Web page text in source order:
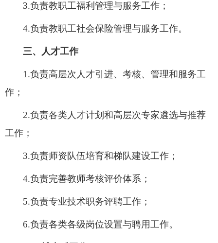
3.负责教职工福利管理与服务工作；
4.负责教职工社会保险管理与服务工作。
三、人才工作
1.负责高层次人才引进、考核、管理和服务工
作；
2.负责各类人才计划和高层次专家遴选与推荐
工作；
3.负责师资队伍培育和梯队建设工作；
4.负责完善教师考核评价体系；
5.负责专业技术职务评聘工作；
6.负责各类各级岗位设置与聘用工作。